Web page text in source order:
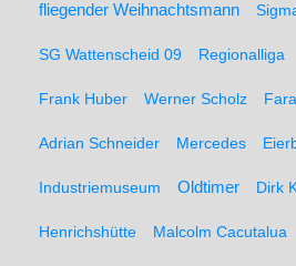
fliegender Weihnachtsmann
SG Wattenscheid 09 Regionalliga
Frank Huber Werner Scholz
Adrian Schneider Mercedes
Industriemuseum Oldtimer Dirk
Henrichshütte Malcolm Cacutalua